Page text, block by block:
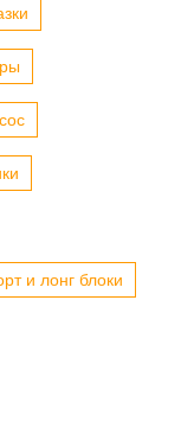
и лонг блоки